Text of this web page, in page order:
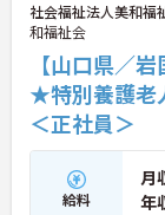
社会福祉法人美和福
和福祉会
【山口県／
★特別養護老
＜正社員＞
給料
月
年